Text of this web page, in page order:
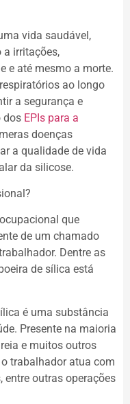
vida saudável,
a irritações,
e até mesmo a morte.
ao longo
a segurança e
dos EPIs para a
doenças
a qualidade de vida
da silicose.
que
de um chamado
Dentre as
de sílica está
é uma substância
Presente na maioria
e muitos outros
trabalhador atua com
entre outras operações